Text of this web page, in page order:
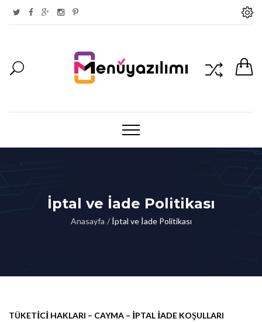
İptal ve İade Politikası
Anasayfa İptal ve İade Politikası
TÜKETİCİ HAKLARI – CAYMA – İPTAL İADE KOŞULLARI